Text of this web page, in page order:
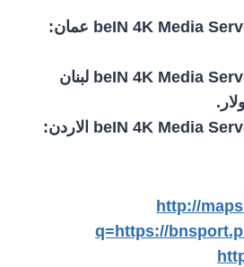
سعر رسيفر beIN 4K Media Server عمان:
سعر رسيفر beIN 4K Media Server لبنان
سعر رسيفر beIN 4K Media Server الاردن:
http://
q=https://